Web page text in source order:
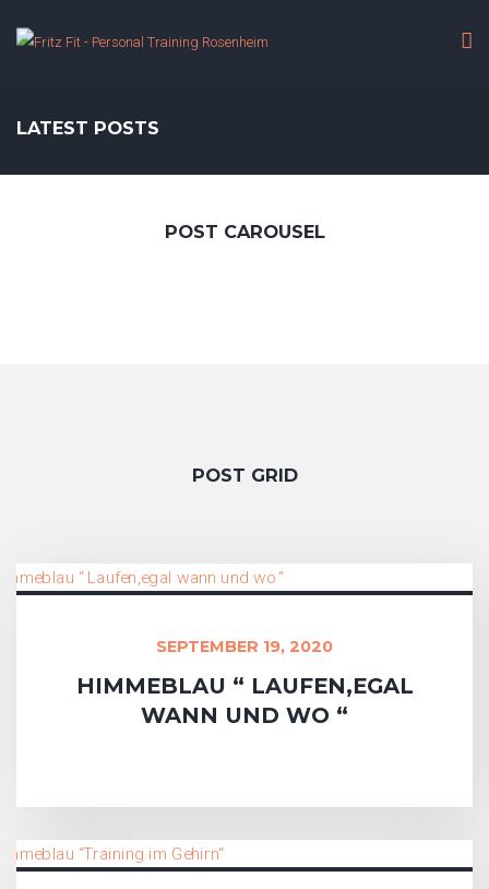
LATEST POSTS
POST CAROUSEL
POST GRID
SEPTEMBER 19, 2020
HIMMEBLAU “ LAUFEN,EGAL
WANN UND WO “